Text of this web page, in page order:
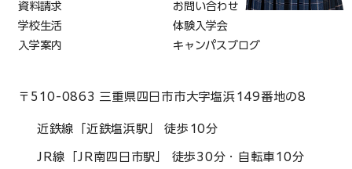
〒510-0863 三重県四日市市大字塩浜149番地の8
近鉄線「近鉄塩浜駅」 徒歩10分
JR線「JR南四日市駅」 徒歩30分・自転車10分
資料請求
お問い合わせ
学校生活
体験入学会
入学案内
キャンパスブログ